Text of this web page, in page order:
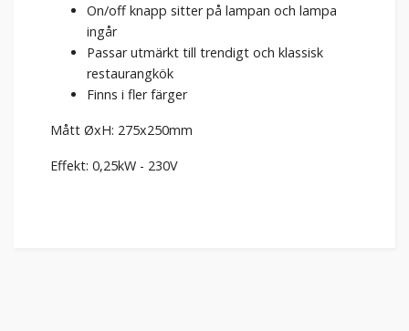
On/off knapp sitter på lampan och lampa
ingår
Passar utmärkt till trendigt och klassisk
restaurangkök
Finns i fler färger
Mått ØxH: 275x250mm
Effekt: 0,25kW - 230V